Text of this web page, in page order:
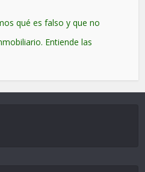
qué es falso y que no
Entiende las